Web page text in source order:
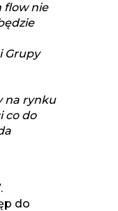
flow nie
Grupy
na rynku
co do
do